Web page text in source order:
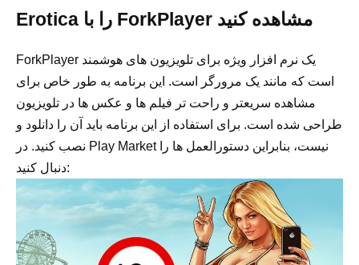
Erotica را با ForkPlayer مشاهده کنید
ForkPlayer یک نرم افزار ویژه برای تلویزیون های هوشمند
است که مانند یک مرورگر است. این برنامه به طور خاص برای
مشاهده سریعتر و راحت تر فیلم ها و عکس ها در تلویزیون
طراحی شده است. برای استفاده از این برنامه باید آن را دانلود و
نصب کنید. در Play Market نیست، بنابراین دستورالعمل ها را
دنبال کنید: